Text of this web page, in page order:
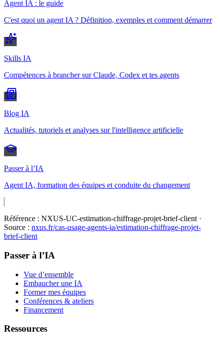
Agent IA : le guide
C'est quoi un agent IA ? Définition, exemples et comment démarrer
Skills IA
Compétences à brancher sur Claude, Codex et tes agents
Blog IA
Actualités, tutoriels et analyses sur l'intelligence artificielle
Passer à l’IA
Agent IA, formation des équipes et conduite du changement
Référence : NXUS-UC-estimation-chiffrage-projet-brief-client ·
Source : nxus.fr/cas-usage-agents-ia/estimation-chiffrage-projet-
brief-client
Passer à l’IA
Vue d’ensemble
Embaucher une IA
Former mes équipes
Conférences & ateliers
Financement
Ressources